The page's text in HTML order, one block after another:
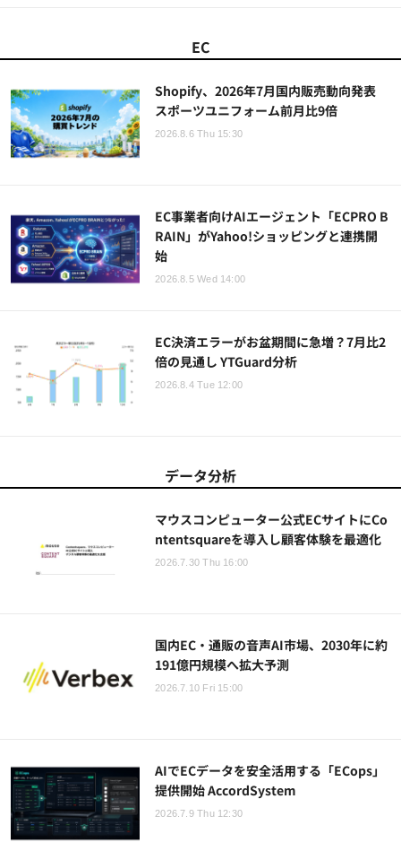
EC
Shopify、2026年7月国内販売動向発表
スポーツユニフォーム前月比9倍
2026.8.6 Thu 15:30
EC事業者向けAIエージェント「ECPRO B
RAIN」がYahoo!ショッピングと連携開
始
2026.8.5 Wed 14:00
EC決済エラーがお盆期間に急増？7月比2
倍の見通し YTGuard分析
2026.8.4 Tue 12:00
データ分析
マウスコンピューター公式ECサイトにCo
ntentsquareを導入し顧客体験を最適化
2026.7.30 Thu 16:00
国内EC・通販の音声AI市場、2030年に約
191億円規模へ拡大予測
2026.7.10 Fri 15:00
AIでECデータを安全活用する「ECops」
提供開始 AccordSystem
2026.7.9 Thu 12:30